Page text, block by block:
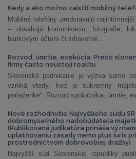
Kedy a ako možno zaistiť mobilný
Mobilné telefóny predstavujú
– obsahujú komunikáciu, fotografie,
bankovým účtom či zdravotné...
Rozvod, úmrtie, exekúcia: Prečo
firmy často neustojí realitu
Slovenské podnikanie je výzva samo
vzniká vtedy, keď je súkromný
peňaženke“. Rozvod spoločníka, úmrtie,
Nové rozhodnutie Najvyššieho súdu
dobromyseľného nadobúdateľa
(Publikovaná judikatúra prináša
uplatňovaniu zásady nemo plus iuris
prostredníctvom dobrovoľnej dražby)
Najvyšší súd Slovenskej republiky